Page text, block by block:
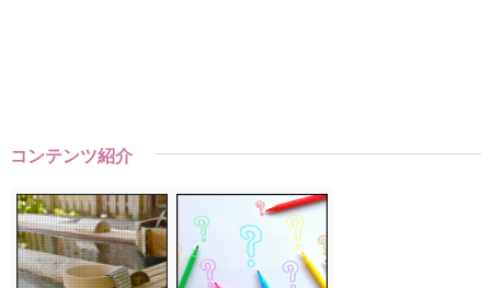
コンテンツ紹介